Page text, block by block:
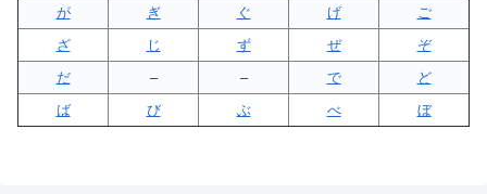
が
ぎ ぐ げ
ご
ざ
じ ず ぜ
ぞ
だ
– – で
ど
ば
び ぶ べ ぼ